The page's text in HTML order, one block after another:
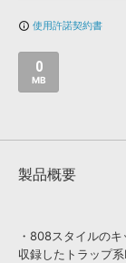
APS
info_outline 使用許諾契約書
0
MB
製品概要
・808スタイルの
収録したトラップ